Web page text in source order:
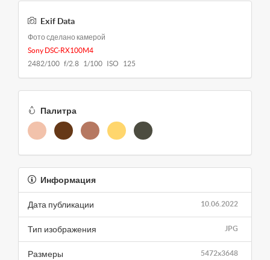
Exif Data
Фото сделано камерой
Sony DSC-RX100M4
2482/100 f/2.8 1/100 ISO 125
Палитра
Информация
10.06.2022
Дата публикации
JPG
Тип изображения
5472x3648
Размеры